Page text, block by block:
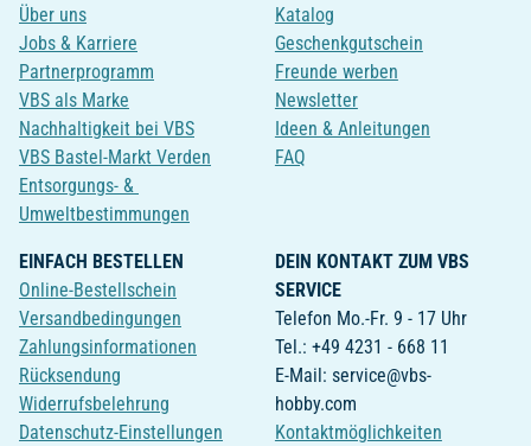
Über uns
Jobs & Karriere
Partnerprogramm
VBS als Marke
Nachhaltigkeit bei VBS
VBS Bastel-Markt Verden
Entsorgungs- &
Umweltbestimmungen
Katalog
Geschenkgutschein
Freunde werben
Newsletter
Ideen & Anleitungen
FAQ
EINFACH BESTELLEN
Online-Bestellschein
Versandbedingungen
Zahlungsinformationen
Rücksendung
Widerrufsbelehrung
Datenschutz-Einstellungen
DEIN KONTAKT ZUM VBS
SERVICE
Telefon Mo.-Fr. 9 - 17 Uhr
Tel.: +49 4231 - 668 11
E-Mail: service@vbs-
hobby.com
Kontaktmöglichkeiten